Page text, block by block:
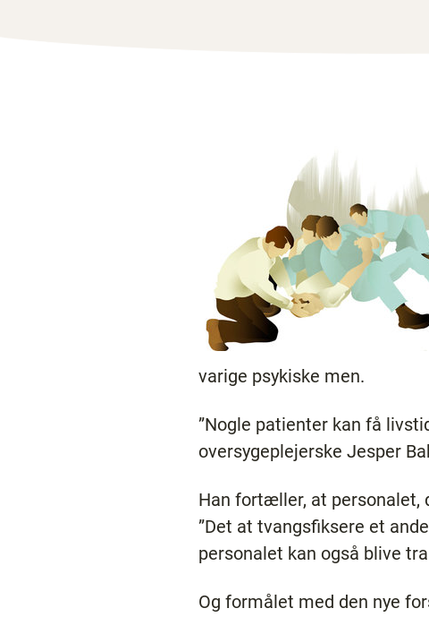
varige psykiske men.
”Nogle patienter kan få
oversygeplejerske Jesper
Han fortæller, at personalet,
”Det at tvangsfiksere et
personalet kan også blive
Og formålet med den nye